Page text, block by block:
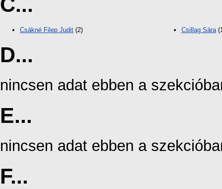
Csákné Filep Judit (2) Csillag Sára
D...
nincsen adat ebben a
E...
nincsen adat ebben a
F...